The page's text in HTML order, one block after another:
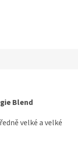
Blend
velké a velké